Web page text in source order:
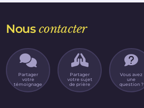
Nouscontacter
Partager
votre
témoignage
Partager
votre sujet
de prière
Vous avez
une
question ?